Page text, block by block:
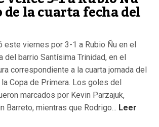
la cuarta fecha del
este viernes por 3-1 a Rubio Ñu en el
del barrio Santísima Trinidad, en el
correspondiente a la cuarta jornada del
la Copa de Primera. Los goles del
marcados por Kevin Parzajuk,
Barreto, mientras que Rodrigo... Leer